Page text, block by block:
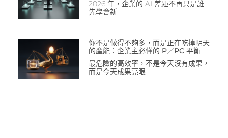
2026 年，企業的 AI 差距不再只是誰
先學會新
你不是做得不夠多，而是正在吃掉明天
的產能：企業主必懂的 P／PC 平衡
最危險的高效率，不是今天沒有成果，
而是今天成果亮眼